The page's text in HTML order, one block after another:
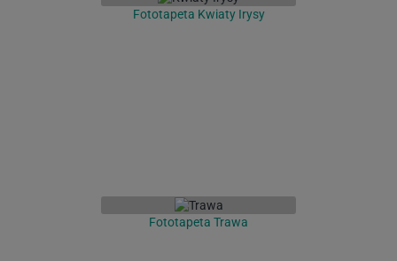
Fototapeta Kwiaty Irysy
Fototapeta Trawa